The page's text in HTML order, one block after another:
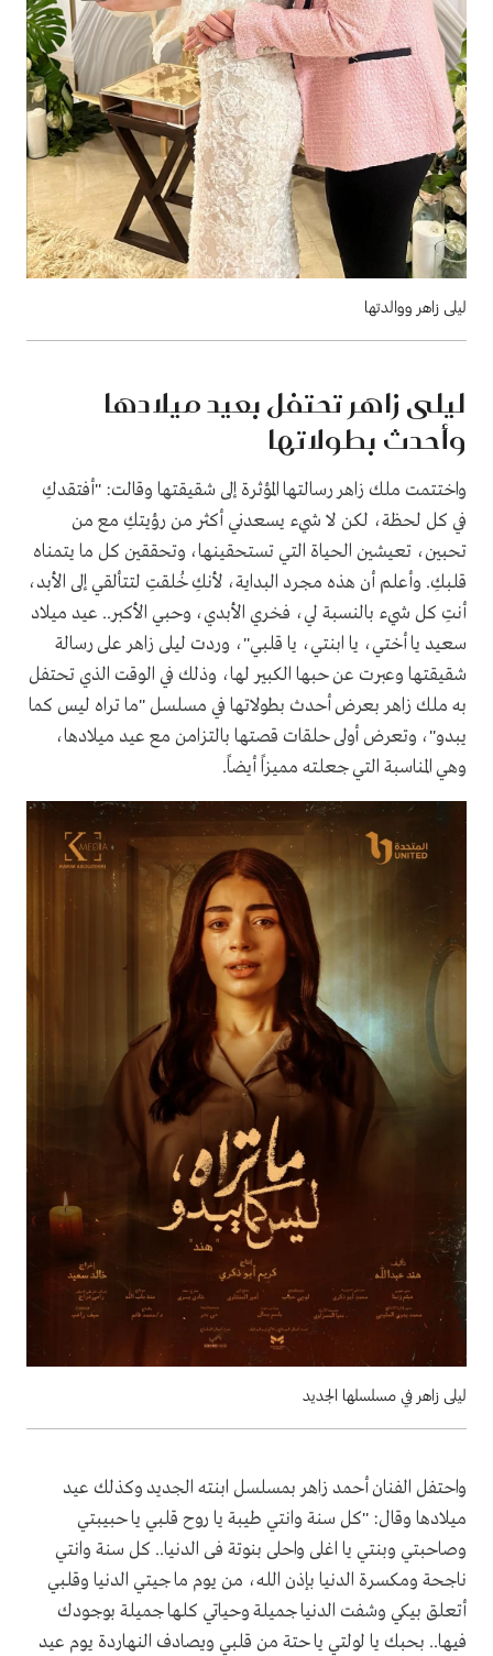
ليلى زاهر ووالدتها
ليلى زاهر تحتفل بعيد ميلادها
وأحدث بطولاتها
واختتمت ملك زاهر رسالتها المؤثرة إلى شقيقتها وقالت: "أفتقدكِ
في كل لحظة، لكن لا شيء يسعدني أكثر من رؤيتكِ مع من
تحبين، تعيشين الحياة التي تستحقينها، وتحققين كل ما يتمناه
قلبكِ. وأعلم أن هذه مجرد البداية، لأنكِ خُلقتِ لتتألقي إلى الأبد،
أنتِ كل شيء بالنسبة لي، فخري الأبدي، وحبي الأكبر.. عيد ميلاد
سعيد يا أختي، يا ابنتي، يا قلبي"، وردت ليلى زاهر على رسالة
شقيقتها وعبرت عن حبها الكبير لها، وذلك في الوقت الذي تحتفل
به ملك زاهر بعرض أحدث بطولاتها في مسلسل "ما تراه ليس كما
يبدو"، وتعرض أولى حلقات قصتها بالتزامن مع عيد ميلادها،
وهي المناسبة التي جعلته مميزاً أيضاً.
ليلى زاهر في مسلسلها الجديد
واحتفل الفنان أحمد زاهر بمسلسل ابنته الجديد وكذلك عيد
ميلادها وقال: "كل سنة وانتي طيبة يا روح قلبي يا حبيبتي
وصاحبتي وبنتي يا اغلى واحلى بنوتة فى الدنيا.. كل سنة وانتي
ناجحة ومكسرة الدنيا بإذن الله، من يوم ما جيتي الدنيا وقلبي
أتعلق بيكي وشفت الدنيا جميلة وحياتي كلها جميلة بوجودك
فيها.. بحبك يا لولتي يا حتة من قلبي ويصادف النهاردة يوم عيد